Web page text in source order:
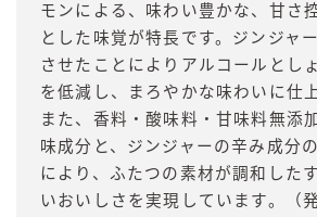
モンによる、味わい豊かな、甘さ
とした味覚が特長です。ジンジャ
させたことによりアルコールとし
を低減し、まろやかな味わいに仕
また、香料・酸味料・甘味料無添
味成分と、ジンジャーの辛み成分
により、ふたつの素材が調和した
いおいしさを実現しています。（